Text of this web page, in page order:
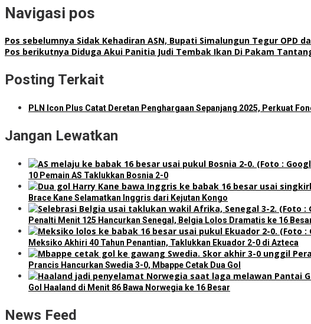
Navigasi pos
Pos sebelumnya Sidak Kehadiran ASN, Bupati Simalungun Tegur OPD
Pos berikutnya Diduga Akui Panitia Judi Tembak Ikan Di Pakam
Posting Terkait
PLN Icon Plus Catat Deretan Penghargaan Sepanjang 2025, Perkuat
Jangan Lewatkan
10 Pemain AS Taklukkan Bosnia 2-0
Brace Kane Selamatkan Inggris dari Kejutan Kongo
Penalti Menit 125 Hancurkan Senegal, Belgia Lolos Dramatis ke 16
Meksiko Akhiri 40 Tahun Penantian, Taklukkan Ekuador 2-0 di Azteca
Prancis Hancurkan Swedia 3-0, Mbappe Cetak Dua Gol
Gol Haaland di Menit 86 Bawa Norwegia ke 16 Besar
News Feed